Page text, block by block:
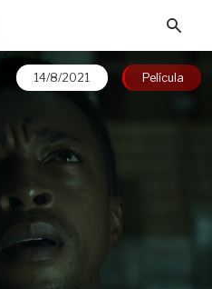
14/8/2021 Película